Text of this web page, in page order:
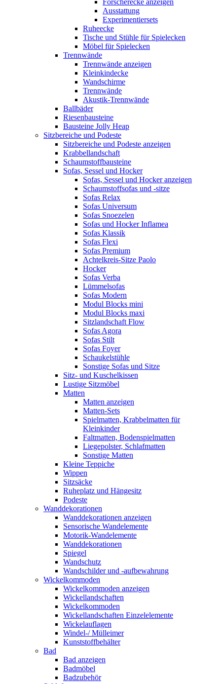
Forscherecke anzeigen
Ausstattung
Experimentiersets
Ruheecke
Tische und Stühle für Spielecken
Möbel für Spielecken
Trennwände
Trennwände anzeigen
Kleinkindecke
Wandschirme
Trennwände
Akustik-Trennwände
Ballbäder
Riesenbausteine
Bausteine Jolly Heap
Sitzbereiche und Podeste
Sitzbereiche und Podeste anzeigen
Krabbellandschaft
Schaumstoffbausteine
Sofas, Sessel und Hocker
Sofas, Sessel und Hocker anzeigen
Schaumstoffsofas und -sitze
Sofas Relax
Sofas Universum
Sofas Snoezelen
Sofas und Hocker Inflamea
Sofas Klassik
Sofas Flexi
Sofas Premium
Achtelkreis-Sitze Paolo
Hocker
Sofas Verba
Lümmelsofas
Sofas Modern
Modul Blocks mini
Modul Blocks maxi
Sitzlandschaft Flow
Sofas Agora
Sofas Stilt
Sofas Foyer
Schaukelstühle
Sonstige Sofas und Sitze
Sitz- und Kuschelkissen
Lustige Sitzmöbel
Matten
Matten anzeigen
Matten-Sets
Spielmatten, Krabbelmatten für
Kleinkinder
Faltmatten, Bodenspielmatten
Liegepolster, Schlafmatten
Sonstige Matten
Kleine Teppiche
Wippen
Sitzsäcke
Ruheplatz und Hängesitz
Podeste
Wanddekorationen
Wanddekorationen anzeigen
Sensorische Wandelemente
Motorik-Wandelemente
Wanddekorationen
Spiegel
Wandschutz
Wandschilder und -aufbewahrung
Wickelkommoden
Wickelkommoden anzeigen
Wickellandschaften
Wickelkommoden
Wickellandschaften Einzelelemente
Wickelauflagen
Windel-/ Mülleimer
Kunststoffbehälter
Bad
Bad anzeigen
Badmöbel
Badzubehör